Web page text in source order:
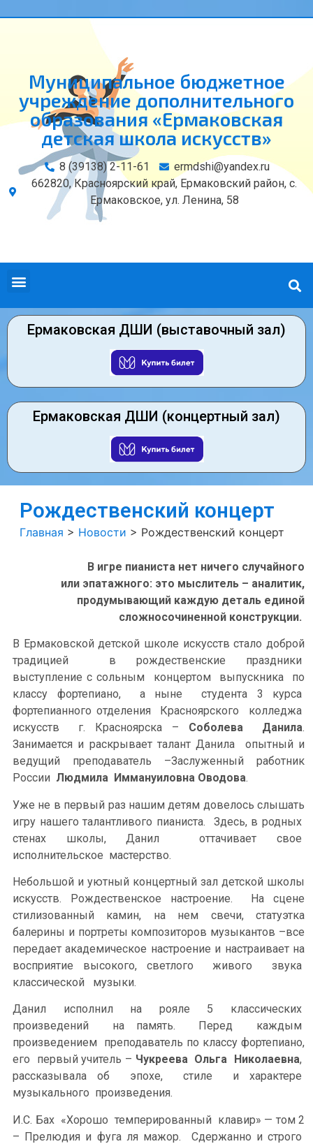
Муниципальное бюджетное
учреждение дополнительного
образования «Ермаковская
детская школа искусств»
8 (39138) 2-11-61
ermdshi@yandex.ru
662820, Красноярский край, Ермаковский район, с.
Ермаковское, ул. Ленина, 58
Ермаковская ДШИ (выставочный зал)
Ермаковская ДШИ (концертный зал)
Рождественский концерт
Главная > Новости > Рождественский концерт
В игре пианиста нет ничего случайного
или эпатажного: это мыслитель – аналитик,
продумывающий каждую деталь единой
сложносочиненной конструкции.
В Ермаковской детской школе искусств стало доброй
традицией в рождественские праздники
выступление с сольным концертом выпускника по
классу фортепиано, а ныне студента 3 курса
фортепианного отделения Красноярского колледжа
искусств г. Красноярска – Соболева Данила.
Занимается и раскрывает талант Данила опытный и
ведущий преподаватель –Заслуженный работник
России Людмила Иммануиловна Оводова.
Уже не в первый раз нашим детям довелось слышать
игру нашего талантливого пианиста. Здесь, в родных
стенах школы, Данил оттачивает свое
исполнительское мастерство.
Небольшой и уютный концертный зал детской школы
искусств. Рождественское настроение. На сцене
стилизованный камин, на нем свечи, статуэтка
балерины и портреты композиторов музыкантов –все
передает академическое настроение и настраивает на
восприятие высокого, светлого живого звука
классической музыки.
Данил исполнил на рояле 5 классических
произведений на память. Перед каждым
произведением преподаватель по классу фортепиано,
его первый учитель – Чукреева Ольга Николаевна,
рассказывала об эпохе, стиле и характере
музыкального произведения.
И.С. Бах «Хорошо темперированный клавир» — том 2
– Прелюдия и фуга ля мажор. Сдержанно и строго